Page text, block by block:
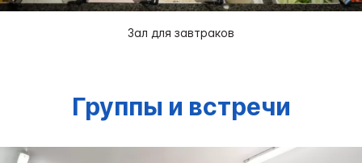
Зал для завтраков
Группы и встречи